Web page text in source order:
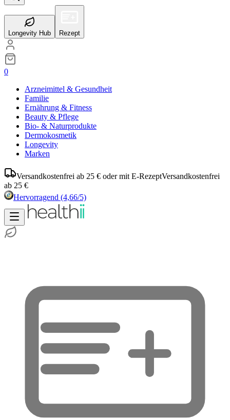
Longevity Hub Rezept
0
Arzneimittel & Gesundheit
Familie
Ernährung & Fitness
Beauty & Pflege
Bio- & Naturprodukte
Dermokosmetik
Longevity
Marken
Versandkostenfrei ab 25 € oder mit E-RezeptVersandkostenfrei
ab 25 €
Hervorragend (4,66/5)